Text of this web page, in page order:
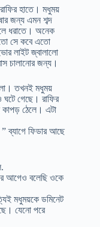
হাতে। মধুময়
জন্য এমন শব্দ
ধরাতে। অনেক
সে কবে এতো
লাইট জ্বালালো
চালানোর জন্য।
তখনই মধুময়
গেছে। রাফির
কাপড় ঠেলে। এটা
ব্যাগে ফিডার আছে
আগেও বলেছি ওকে
মধুময়কে ডমিনেট
যেনো পরে